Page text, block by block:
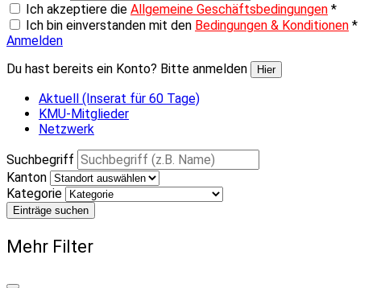
Ich akzeptiere die Allgemeine Geschäftsbedingungen *
Ich bin einverstanden mit den Bedingungen & Konditionen *
Anmelden
Du hast bereits ein Konto? Bitte anmelden
Hier
Aktuell (Inserat für 60 Tage)
KMU-Mitglieder
Netzwerk
Suchbegriff
Kanton
Kategorie
Einträge suchen
Mehr Filter